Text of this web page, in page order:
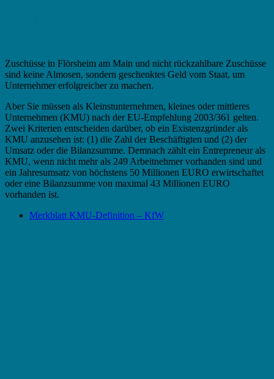
Zuschüsse in Flörsheim am Main und nicht rückzahlbare Zuschüsse
sind keine Almosen, sondern geschenktes Geld vom Staat, um
Unternehmer erfolgreicher zu machen.
Aber Sie müssen als Kleinstunternehmen, kleines oder mittleres
Unternehmen (KMU) nach der EU-Empfehlung 2003/361 gelten.
Zwei Kriterien entscheiden darüber, ob ein Existenzgründer als
KMU anzusehen ist: (1) die Zahl der Beschäftigten und (2) der
Umsatz oder die Bilanzsumme. Demnach zählt ein Entrepreneur als
KMU, wenn nicht mehr als 249 Arbeitnehmer vorhanden sind und
ein Jahresumsatz von höchstens 50 Millionen EURO erwirtschaftet
oder eine Bilanzsumme von maximal 43 Millionen EURO
vorhanden ist.
Merkblatt KMU-Definition – KfW